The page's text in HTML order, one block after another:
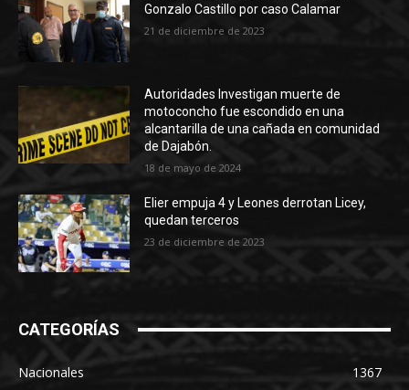
Gonzalo Castillo por caso Calamar
21 de diciembre de 2023
Autoridades Investigan muerte de
motoconcho fue escondido en una
alcantarilla de una cañada en comunidad
de Dajabón.
18 de mayo de 2024
Elier empuja 4 y Leones derrotan Licey,
quedan terceros
23 de diciembre de 2023
CATEGORÍAS
Nacionales
1367